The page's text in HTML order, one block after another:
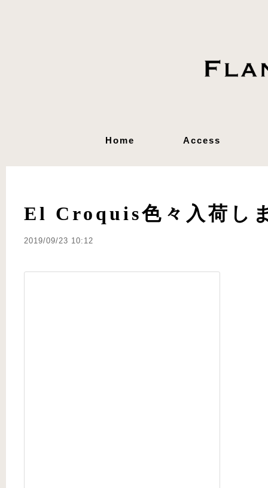
Home Access
El Croquis色々入荷し
2019/09/23 10:12